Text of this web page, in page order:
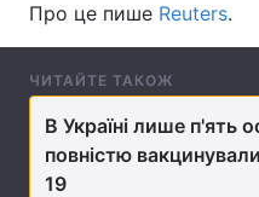
Спорт
Техно і зв'язок
Зброя
Про це пише Reuters.
ЧИТАЙТЕ ТАКОЖ
В Україні лише п'ять
повністю
19